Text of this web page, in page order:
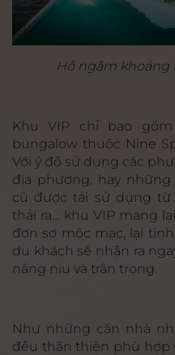
Hồ ngâm khoáng
Khu VIP chỉ bao
bungalow thuộc Nine
Với ý đồ sử dụng các
địa phương, hay
cũ được tái sử dụng
thải ra… khu VIP mang
đơn sơ mộc mạc, lại
du khách sẽ nhận ra
nâng niu và trân trọng.
Như những căn nhà
đều thân thiện phù hợp